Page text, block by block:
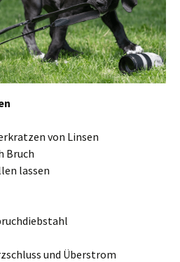
von Linsen
Bruch
lassen
und Überstrom